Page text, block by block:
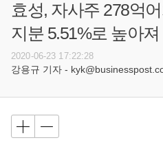
효성, 자사주 278억
지분 5.51%로 높아져
2020-06-23 17:22:28
강용규 기자 -